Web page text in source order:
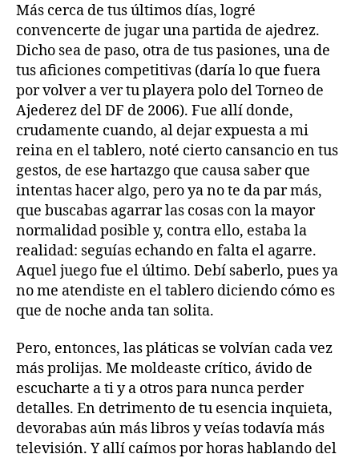
Más cerca de tus últimos días, logré
convencerte de jugar una partida de ajedrez.
Dicho sea de paso, otra de tus pasiones, una de
tus aficiones competitivas (daría lo que fuera
por volver a ver tu playera polo del Torneo de
Ajederez del DF de 2006). Fue allí donde,
crudamente cuando, al dejar expuesta a mi
reina en el tablero, noté cierto cansancio en tus
gestos, de ese hartazgo que causa saber que
intentas hacer algo, pero ya no te da par más,
que buscabas agarrar las cosas con la mayor
normalidad posible y, contra ello, estaba la
realidad: seguías echando en falta el agarre.
Aquel juego fue el último. Debí saberlo, pues ya
no me atendiste en el tablero diciendo cómo es
que de noche anda tan solita.
Pero, entonces, las pláticas se volvían cada vez
más prolijas. Me moldeaste crítico, ávido de
escucharte a ti y a otros para nunca perder
detalles. En detrimento de tu esencia inquieta,
devorabas aún más libros y veías todavía más
televisión. Y allí caímos por horas hablando del